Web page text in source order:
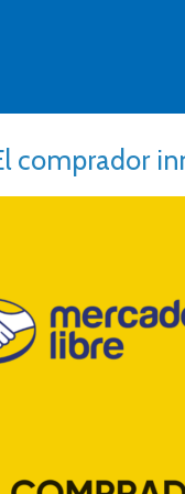
comprador